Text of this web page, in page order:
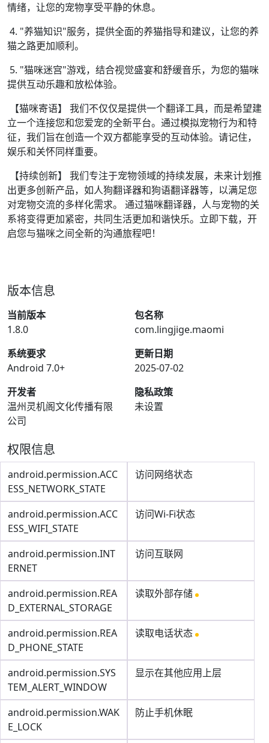
情绪，让您的宠物享受平静的休息。
4. "养猫知识"服务，提供全面的养猫指导和建议，让您的养
猫之路更加顺利。
5. "猫咪迷宫"游戏，结合视觉盛宴和舒缓音乐，为您的猫咪
提供互动乐趣和放松体验。
【猫咪寄语】 我们不仅仅是提供一个翻译工具，而是希望建
立一个连接您和您爱宠的全新平台。通过模拟宠物行为和特
征，我们旨在创造一个双方都能享受的互动体验。请记住，
娱乐和关怀同样重要。
【持续创新】 我们专注于宠物领域的持续发展，未来计划推
出更多创新产品，如人狗翻译器和狗语翻译器等，以满足您
对宠物交流的多样化需求。 通过猫咪翻译器，人与宠物的关
系将变得更加紧密，共同生活更加和谐快乐。立即下载，开
启您与猫咪之间全新的沟通旅程吧！
版本信息
当前版本
1.8.0
包名称
com.lingjige.maomi
系统要求
Android 7.0+
更新日期
2025-07-02
开发者
温州灵机阁文化传播有限
公司
隐私政策
未设置
权限信息
android.permission.ACC
ESS_NETWORK_STATE
访问网络状态
android.permission.ACC
ESS_WIFI_STATE
访问Wi-Fi状态
android.permission.INT
ERNET
访问互联网
android.permission.REA
D_EXTERNAL_STORAGE
读取外部存储
android.permission.REA
D_PHONE_STATE
读取电话状态
android.permission.SYS
TEM_ALERT_WINDOW
显示在其他应用上层
android.permission.WAK
E_LOCK
防止手机休眠